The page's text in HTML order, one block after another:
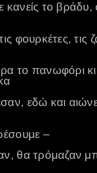
κανείς το βράδυ,
φουρκέτες, τις
το πανωφόρι
εδώ και
–
θα τρόμαζαν